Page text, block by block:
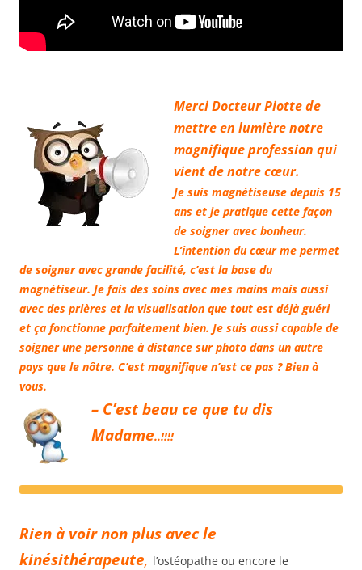
Merci Docteur Piotte de
mettre en lumière notre
magnifique profession qui
vient de notre cœur.
Je suis magnétiseuse depuis 15
ans et je pratique cette façon
de soigner avec bonheur.
L’intention du cœur me permet
de soigner avec grande facilité, c’est la base du
magnétiseur. Je fais des soins avec mes mains mais aussi
avec des prières et la visualisation que tout est déjà guéri
et ça fonctionne parfaitement bien. Je suis aussi capable de
soigner une personne à distance sur photo dans un autre
pays que le nôtre. C’est magnifique n’est ce pas ? Bien à
vous.
– C’est beau ce que tu dis
Madame..!!!!
Rien à voir non plus avec le
kinésithérapeute, l’ostéopathe ou encore le